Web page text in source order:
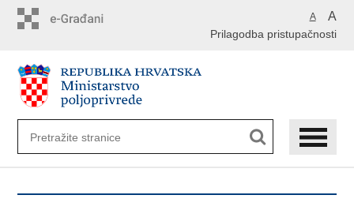
A A
Prilagodba pristupačnosti